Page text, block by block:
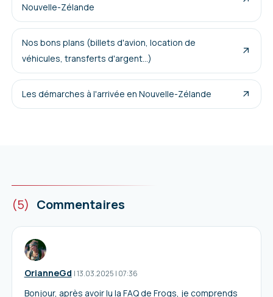
Nouvelle-Zélande
Nos bons plans (billets d'avion, location de
véhicules, transferts d'argent...)
Les démarches à l'arrivée en Nouvelle-Zélande
(5) Commentaires
OrianneGd I13.03.2025 | 07:36
Bonjour, après avoir lu la FAQ de Frogs, je comprends